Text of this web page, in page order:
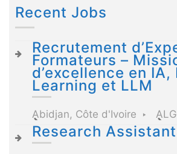
Recent Jobs
Recrutement
Formateurs –
d’excellence en IA,
Learning et LLM
Abidjan, Côte d'Ivoire ALG
Research